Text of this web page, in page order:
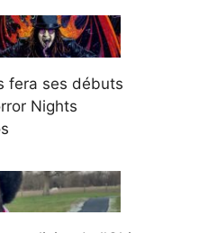
fera ses débuts
Nights